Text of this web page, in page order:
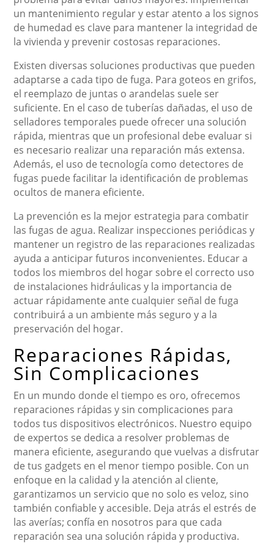
un mantenimiento regular y estar atento a los signos
de humedad es clave para mantener la integridad de
la vivienda y prevenir costosas reparaciones.
Existen diversas soluciones productivas que pueden
adaptarse a cada tipo de fuga. Para goteos en grifos,
el reemplazo de juntas o arandelas suele ser
suficiente. En el caso de tuberías dañadas, el uso de
selladores temporales puede ofrecer una solución
rápida, mientras que un profesional debe evaluar si
es necesario realizar una reparación más extensa.
Además, el uso de tecnología como detectores de
fugas puede facilitar la identificación de problemas
ocultos de manera eficiente.
La prevención es la mejor estrategia para combatir
las fugas de agua. Realizar inspecciones periódicas y
mantener un registro de las reparaciones realizadas
ayuda a anticipar futuros inconvenientes. Educar a
todos los miembros del hogar sobre el correcto uso
de instalaciones hidráulicas y la importancia de
actuar rápidamente ante cualquier señal de fuga
contribuirá a un ambiente más seguro y a la
preservación del hogar.
Reparaciones Rápidas,
Sin Complicaciones
En un mundo donde el tiempo es oro, ofrecemos
reparaciones rápidas y sin complicaciones para
todos tus dispositivos electrónicos. Nuestro equipo
de expertos se dedica a resolver problemas de
manera eficiente, asegurando que vuelvas a disfrutar
de tus gadgets en el menor tiempo posible. Con un
enfoque en la calidad y la atención al cliente,
garantizamos un servicio que no solo es veloz, sino
también confiable y accesible. Deja atrás el estrés de
las averías; confía en nosotros para que cada
reparación sea una solución rápida y productiva.